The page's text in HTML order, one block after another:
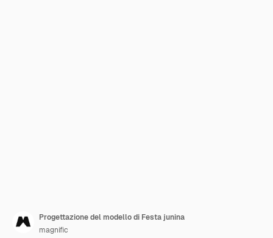
Progettazione del modello di Festa junina
magnific